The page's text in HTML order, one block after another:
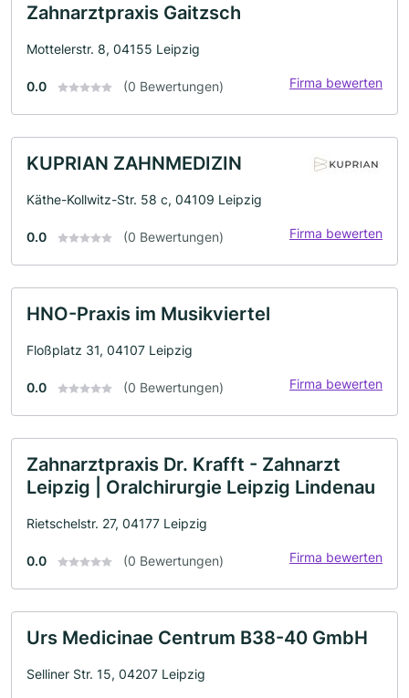
Zahnarztpraxis Gaitzsch
Mottelerstr. 8, 04155 Leipzig
0.0 (0 Bewertungen) Firma bewerten
KUPRIAN ZAHNMEDIZIN
Käthe-Kollwitz-Str. 58 c, 04109 Leipzig
0.0 (0 Bewertungen) Firma bewerten
HNO-Praxis im Musikviertel
Floßplatz 31, 04107 Leipzig
0.0 (0 Bewertungen) Firma bewerten
Zahnarztpraxis Dr. Krafft - Zahnarzt
Leipzig | Oralchirurgie Leipzig Lindenau
Rietschelstr. 27, 04177 Leipzig
0.0 (0 Bewertungen) Firma bewerten
Urs Medicinae Centrum B38-40 GmbH
Selliner Str. 15, 04207 Leipzig